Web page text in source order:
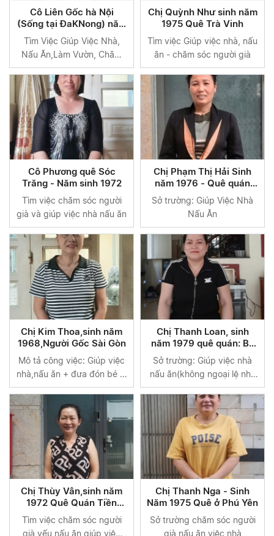
Cô Liên Gốc hà Nội
(Sống tại ĐaKNong) năm
sinh 1969
Tìm Việc Giúp Việc Nhà,
Nấu Ăn,Làm Vườn, Chăm
Em
Chị Quỳnh Như sinh năm
1975 Quê Trà Vinh
Tìm việc Giúp việc nhà, nấu
ăn - chăm sóc người già
Cô Phương quê Sóc
Trăng - Năm sinh 1972
Tìm việc chăm sóc người
già và giúp việc nhà nấu ăn
Chị Phạm Thị Hải Sinh
năm 1976 - Quê quán
Bình Định
Sở trường: Giúp Việc Nhà
Nấu Ăn
Chị Kim Thoa,sinh năm
1968,Người Gốc Sài Gòn
Mô tả công việc: Giúp việc
nhà,nấu ăn + đưa đón bé đi
học
Chị Thanh Loan, sinh
năm 1979 quê quán: Bà
Rịa - Vũng Tàu
Sở trường: Giúp việc nhà
nấu ăn(không ngoại lệ nhà
lầu hay Biệt thự + chăm sóc
em bé trên 6thang
Chị Thùy Vân,sinh năm
1972 Quê Quán Tiền
Giang
Tìm việc chăm sóc người
già,yếu,nấu ăn giúp việc
Chị Thanh Nga - Sinh
Năm 1975 Quê ở Phú Yên
Sở trường chăm sóc người
già,nấu ăn việc nhà